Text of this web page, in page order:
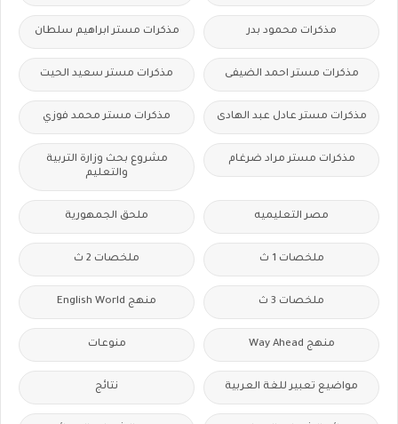
مذكرات محمود بدر مذكرات مستر ابراهيم سلطان
مذكرات مستر احمد الضيفى مذكرات مستر سعيد الحيت
مذكرات مستر عادل عبد الهادى مذكرات مستر محمد فوزي
مذكرات مستر مراد ضرغام
مشروع بحث وزارة التربية
والتعليم
مصر التعليميه ملحق الجمهورية
ملخصات 1 ث ملخصات 2 ث
ملخصات 3 ث منهج English World
منهج Way Ahead منوعات
مواضيع تعبير للغة العربية نتائج